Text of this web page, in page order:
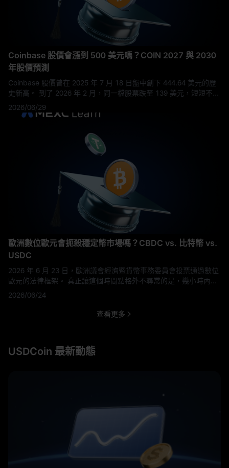
Coinbase 股價會漲到 500 美元嗎？COIN 2027 與 2030
年股價預測
Coinbase 股價曾在 2025 年 7 月 18 日盤中創下 444.64 美元的歷
史新高。 到了 2026 年 2 月，同一檔股票跌至 139 美元，短短不到
七個月跌幅超過 68%。 截至 2026 年 6 月 25 日，COIN 收在
142.52 美元，僅略高於 52 週低點；但同時，Coinbase 正在營運
2026/06/29
歐洲數位歐元會扼殺穩定幣市場嗎？CBDC vs. 比特幣 vs.
USDC
2026 年 6 月 23 日，歐洲議會經濟暨貨幣事務委員會投票通過數位
歐元的法律框架。 真正讓這個時間點格外不尋常的是，幾小時內發
生的另一件事：美國參議院剛通過一項法案，禁止聯準會在四年內
發行任何央行數位貨幣，目前仍待眾議院批准及總統簽署。 全球兩
大最具影響力的經濟體，在同一個 24 小時窗口內，對貨幣的未來做
2026/06/24
查看更多
USDCoin 最新動態